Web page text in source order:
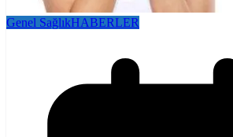
Genel SağlıkHABERLER